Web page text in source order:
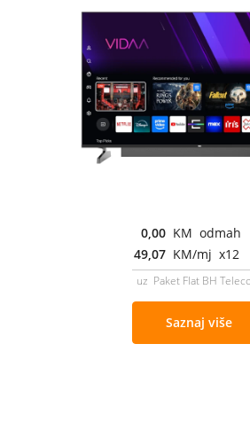
0,00 KM odmah
49,07 KM/mj x12
uz Paket Flat BH
Saznaj više